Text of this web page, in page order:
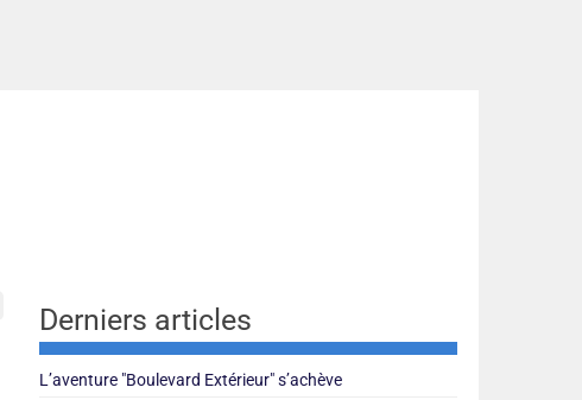
Derniers articles
L’aventure "Boulevard Extérieur" s’achève